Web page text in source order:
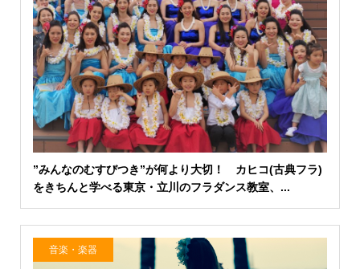
”みんなのむすびつき”が何より大切！ カヒコ(古典フラ)
をきちんと学べる東京・立川のフラダンス教室、...
音楽・楽器